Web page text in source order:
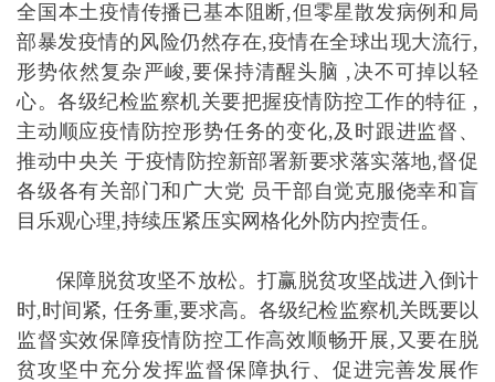
全国本土疫情传播已基本阻断,但零星散发病例和局
部暴发疫情的风险仍然存在,疫情在全球出现大流行,
形势依然复杂严峻,要保持清醒头脑 ,决不可掉以轻
心。各级纪检监察机关要把握疫情防控工作的特征 ,
主动顺应疫情防控形势任务的变化,及时跟进监督、
推动中央关 于疫情防控新部署新要求落实落地,督促
各级各有关部门和广大党 员干部自觉克服侥幸和盲
目乐观心理,持续压紧压实网格化外防内控责任。
保障脱贫攻坚不放松。打赢脱贫攻坚战进入倒计
时,时间紧, 任务重,要求高。各级纪检监察机关既要以
监督实效保障疫情防控工作高效顺畅开展,又要在脱
贫攻坚中充分发挥监督保障执行、促进完善发展作